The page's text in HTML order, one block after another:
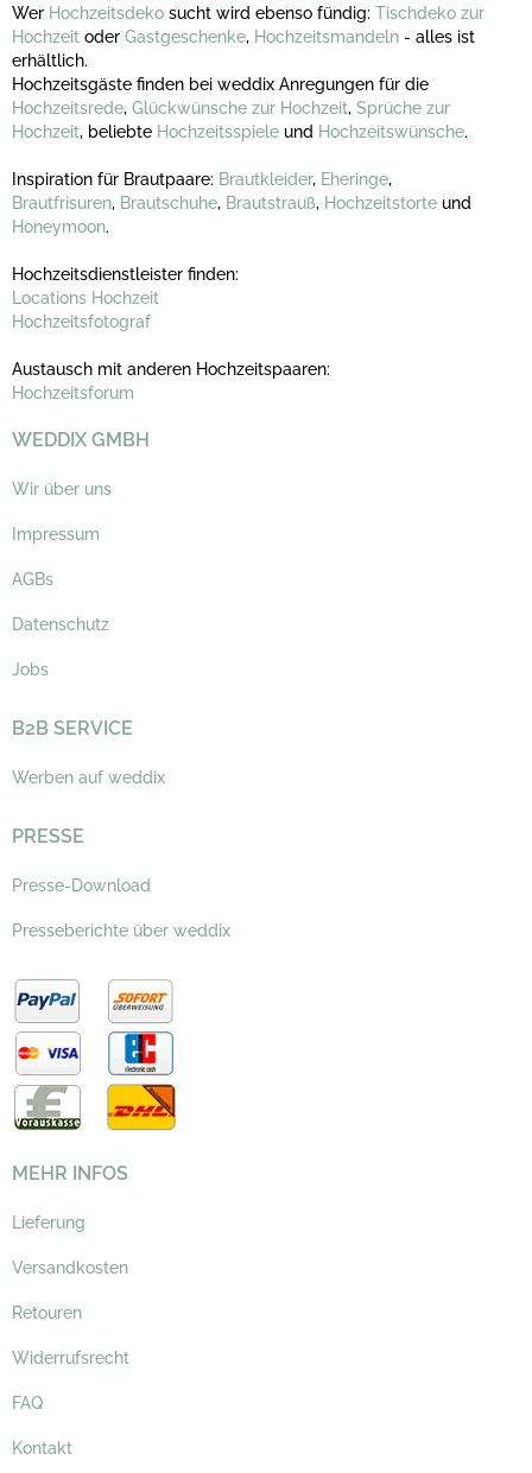
Wer Hochzeitsdeko sucht wird ebenso fündig: Tischdeko zur
Hochzeit oder Gastgeschenke, Hochzeitsmandeln - alles ist
erhältlich.
Hochzeitsgäste finden bei weddix Anregungen für die
Hochzeitsrede, Glückwünsche zur Hochzeit, Sprüche zur
Hochzeit, beliebte Hochzeitsspiele und Hochzeitswünsche.
Inspiration für Brautpaare: Brautkleider, Eheringe,
Brautfrisuren, Brautschuhe, Brautstrauß, Hochzeitstorte und
Honeymoon.
Hochzeitsdienstleister finden:
Locations Hochzeit
Hochzeitsfotograf
Austausch mit anderen Hochzeitspaaren:
Hochzeitsforum
WEDDIX GMBH
Wir über uns
Impressum
AGBs
Datenschutz
Jobs
B2B SERVICE
Werben auf weddix
PRESSE
Presse-Download
Presseberichte über weddix
MEHR INFOS
Lieferung
Versandkosten
Retouren
Widerrufsrecht
FAQ
Kontakt